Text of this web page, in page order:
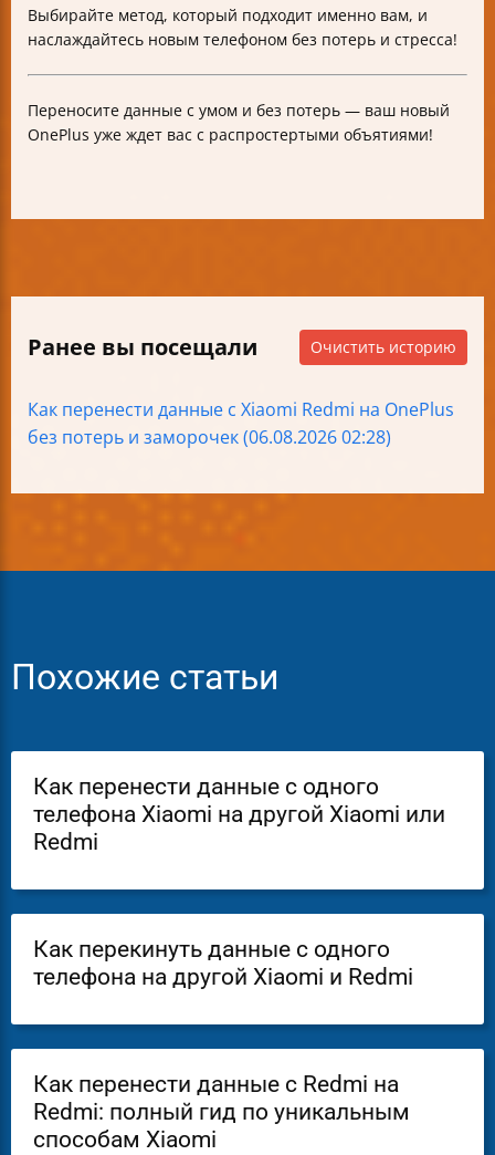
Выбирайте метод, который подходит именно вам, и
наслаждайтесь новым телефоном без потерь и стресса!
Переносите данные с умом и без потерь — ваш новый
OnePlus уже ждет вас с распростертыми объятиями!
Ранее вы посещали Очистить историю
Как перенести данные с Xiaomi Redmi на OnePlus
без потерь и заморочек (06.08.2026 02:28)
Похожие статьи
Как перенести данные с одного
телефона Xiaomi на другой Xiaomi или
Redmi
Как перекинуть данные с одного
телефона на другой Xiaomi и Redmi
Как перенести данные с Redmi на
Redmi: полный гид по уникальным
способам Xiaomi